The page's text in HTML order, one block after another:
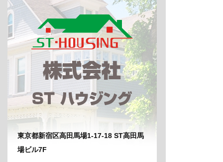
東京都新宿区高田馬場1-17-18 ST高田馬
場ビル7F